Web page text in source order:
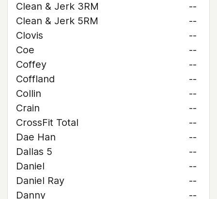
Clean & Jerk 3RM
--
Clean & Jerk 5RM
--
Clovis
--
Coe
--
Coffey
--
Coffland
--
Collin
--
Crain
--
CrossFit Total
--
Dae Han
--
Dallas 5
--
Daniel
--
Daniel Ray
--
Danny
--